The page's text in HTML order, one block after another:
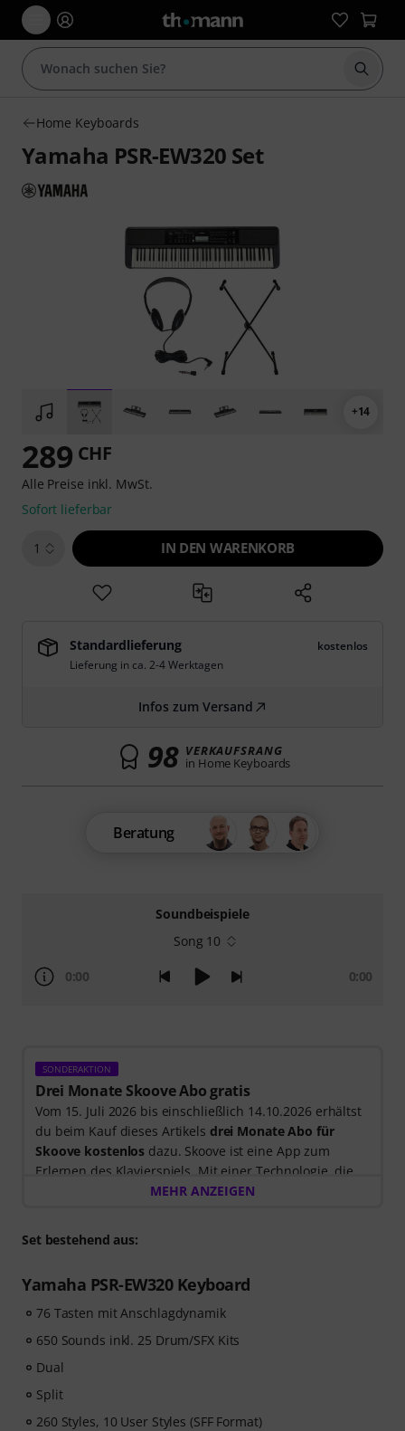
Suche
Home Keyboards
Yamaha PSR-EW320 Set
+14
Soundbeispiele
Song 10
0:00 0:00
SONDERAKTION
Drei Monate Skoove Abo gratis
Vom 15. Juli 2026 bis einschließlich 14.10.2026 erhältst
du beim Kauf dieses Artikels drei Monate Abo für
Skoove kostenlos dazu. Skoove ist eine App zum
Erlernen des Klavierspiels. Mit einer Technologie, die
dir beim Spielen zuhört, und Lektionen, die von
Nach dem Versand deiner Bestellung bekommst du
den Freischaltcode automatisch per E-Mail zugesendet.
Kreditkarte erforderlich.
MEHR ANZEIGEN
Set bestehend aus:
Yamaha PSR-EW320 Keyboard
76 Tasten mit Anschlagdynamik
650 Sounds inkl. 25 Drum/SFX Kits
Dual
Split
260 Styles, 10 User Styles (SFF Format)
289 CHF
Alle Preise inkl. MwSt.
Sofort lieferbar
1 IN DEN WARENKORB
Standardlieferung
kostenlos
Lieferung in ca. 2-4 Werktagen
Infos zum Versand
98 VERKAUFSRANG
in Home Keyboards
Beratung